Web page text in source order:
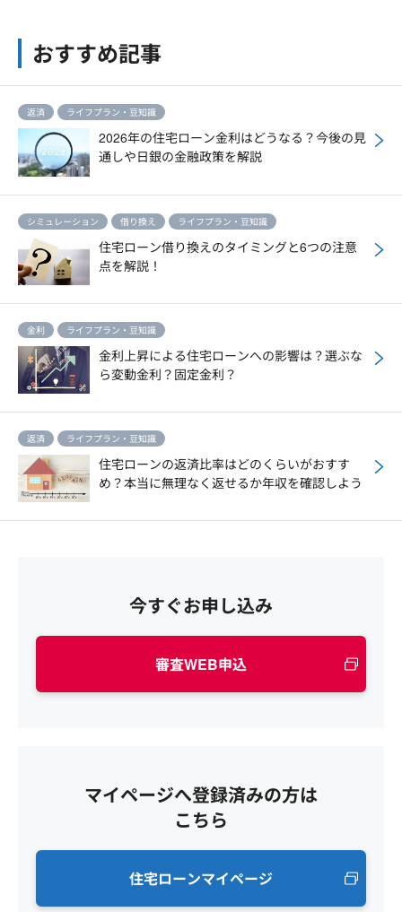
おすすめ記事
返済 ライフプラン・豆知識
2026年の住宅ローン金利はどうなる？今後の見
通しや日銀の金融政策を解説
シミュレーション 借り換え ライフプラン・豆知識
住宅ローン借り換えのタイミングと6つの注意
点を解説！
金利 ライフプラン・豆知識
金利上昇による住宅ローンへの影響は？選ぶな
ら変動金利？固定金利？
返済 ライフプラン・豆知識
住宅ローンの返済比率はどのくらいがおすす
め？本当に無理なく返せるか年収を確認しよう
今すぐお申し込み
審査WEB申込
マイページへ登録済みの方は
こちら
住宅ローンマイページ